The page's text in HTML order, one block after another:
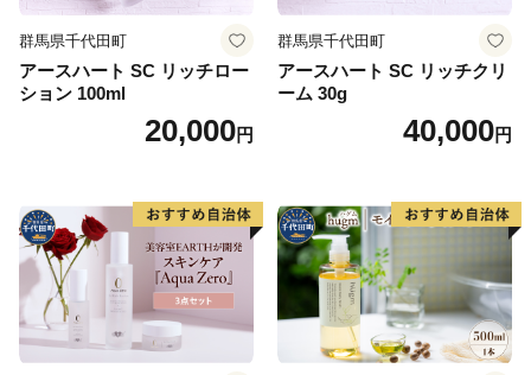
群馬県千代田町
アースハート SC リッチロー
ション 100ml
20,000円
群馬県千代田町
アースハート SC リッチクリ
ーム 30g
40,000円